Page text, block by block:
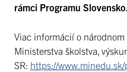
rámci Programu Slovensko.
Viac informácií o
Ministerstva školstva,
SR: https://